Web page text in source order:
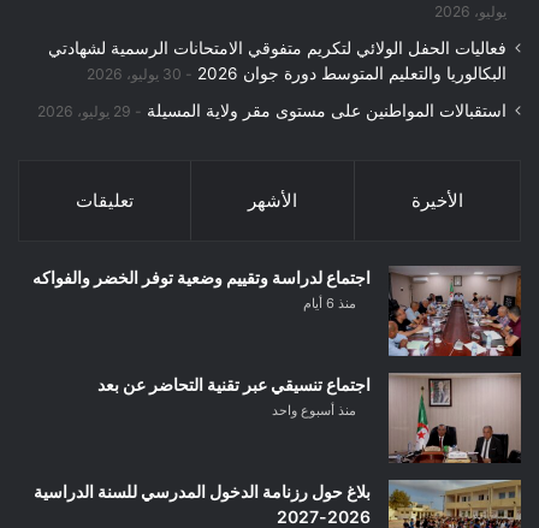
يوليو، 2026
فعاليات الحفل الولائي لتكريم متفوقي الامتحانات الرسمية لشهادتي
البكالوريا والتعليم المتوسط دورة جوان 2026
30 يوليو، 2026
استقبالات المواطنين على مستوى مقر ولاية المسيلة 29 يوليو، 2026
الأخيرة الأشهر تعليقات
اجتماع لدراسة وتقييم وضعية توفر الخضر والفواكه
منذ 6 أيام
اجتماع تنسيقي عبر تقنية التحاضر عن بعد
منذ أسبوع واحد
بلاغ حول رزنامة الدخول المدرسي للسنة الدراسية
2026-2027